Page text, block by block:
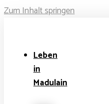
Zum Inhalt springen
Leben
in
Madulain